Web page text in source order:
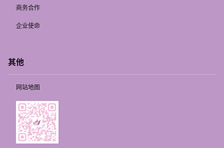
商务合作
企业使命
其他
网站地图